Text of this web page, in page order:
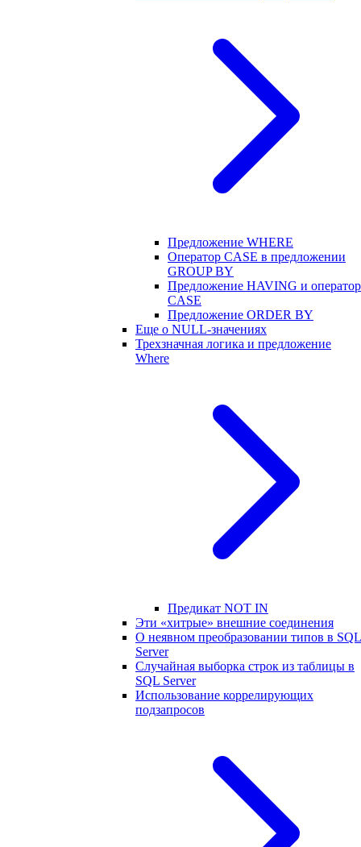
Предложение WHERE
Оператор CASE в предложении
GROUP BY
Предложение HAVING и оператор
CASE
Предложение ORDER BY
Еще о NULL-значениях
Трехзначная логика и предложение
Where
Предикат NOT IN
Эти «хитрые» внешние соединения
О неявном преобразовании типов в SQL
Server
Случайная выборка строк из таблицы в
SQL Server
Использование коррелирующих
подзапросов